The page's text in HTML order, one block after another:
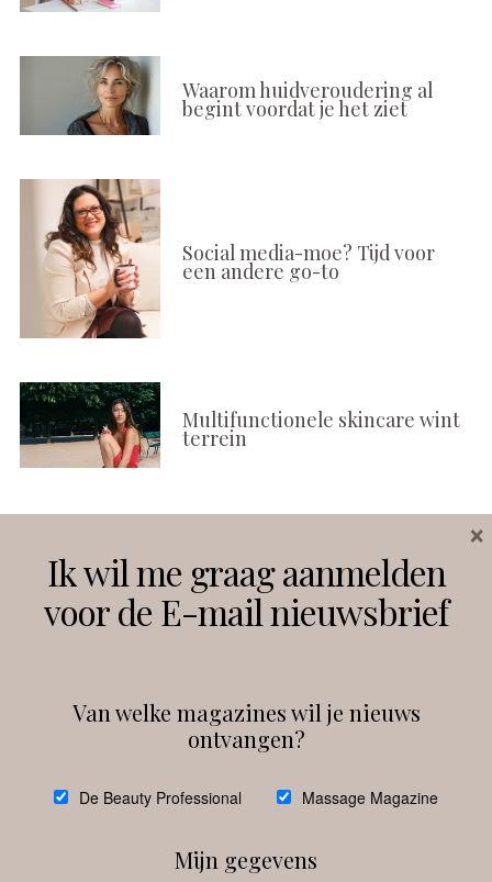
Waarom huidveroudering al
begint voordat je het ziet
Social media-moe? Tijd voor
een andere go-to
Multifunctionele skincare wint
terrein
Instagram Facebook
debeautyprofessional
Ik wil me graag aanmelden
voor de E-mail nieuwsbrief
Van welke magazines wil je nieuws
ontvangen?
De Beauty Professional Massage Magazine
Mijn gegevens
×